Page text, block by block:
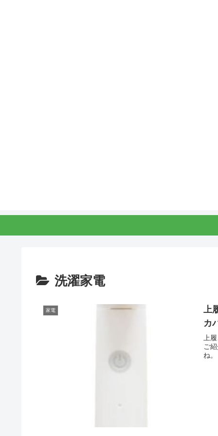
洗濯家電
家電
上
カ
上
ご
ね。